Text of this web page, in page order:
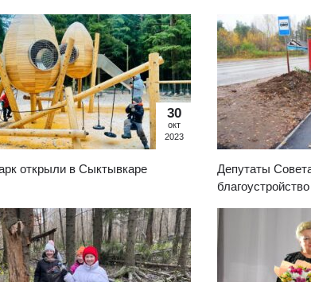
открыли в Сыктывкаре
30
окт
2023
Депутаты